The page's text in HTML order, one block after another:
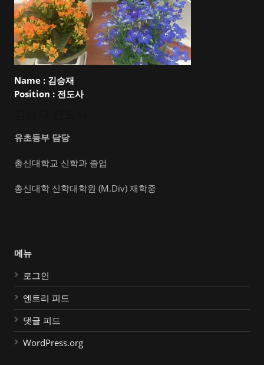
Name : 김승재
Position : 전도사
유초등부 담당
총신대학교 신학과 졸업
총신대학 신학대학원 (M.Div) 재학중
메뉴
로그인
엔트리 피드
댓글 피드
WordPress.org